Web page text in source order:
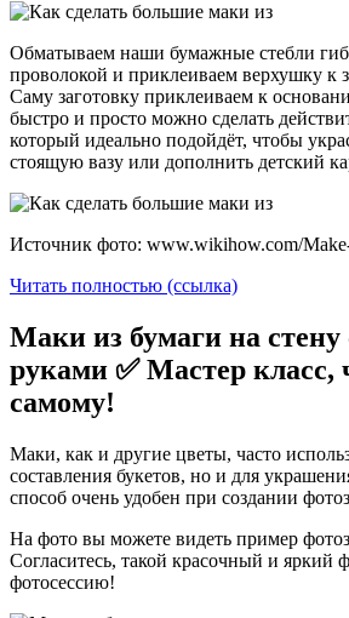
Обматываем наши бумажные стебли
проволокой и приклеиваем верхушку к
Саму заготовку приклеиваем к
быстро и просто можно сделать
который идеально подойдёт, чтобы
стоящую вазу или дополнить детский
Источник фото: www.wikihow.com/
Читать полностью (ссылка)
Маки из бумаги на
руками ✅ Мастер класс,
самому!
Маки, как и другие цветы, часто
составления букетов, но и для
способ очень удобен при создании
На фото вы можете видеть пример
Согласитесь, такой красочный и яркий
фотосессию!